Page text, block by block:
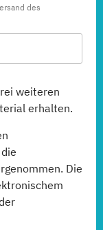
des
weiteren
erhalten.
Die